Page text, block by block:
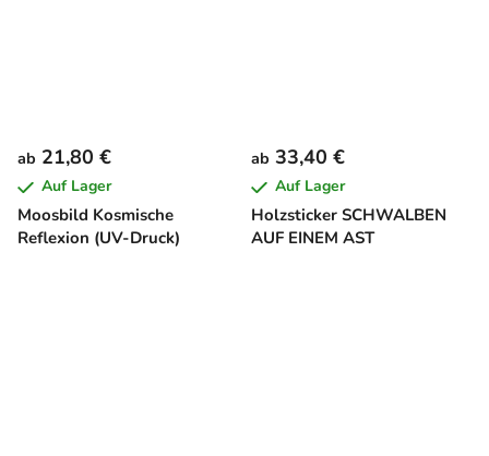
Moosbild Kosmische
Reflexion (UV-Druck)
ab 21,80 €
Auf Lager
Holzsticker SCHWALBEN
AUF EINEM AST
ab 33,40 €
Auf Lager